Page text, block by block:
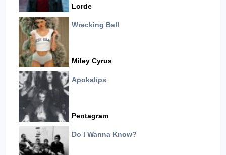
Lorde
Wrecking Ball
Miley Cyrus
Apokalips
Pentagram
Do I Wanna Know?